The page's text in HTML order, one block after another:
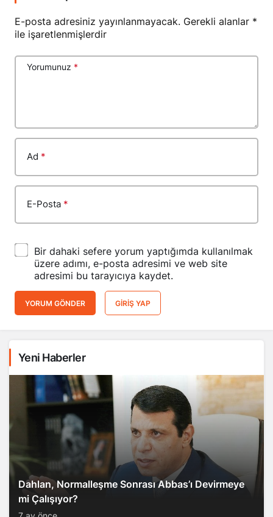
E-posta adresiniz yayınlanmayacak. Gerekli alanlar *
ile işaretlenmişlerdir
Yorumunuz *
Ad *
E-Posta *
Bir dahaki sefere yorum yaptığımda kullanılmak
üzere adımı, e-posta adresimi ve web site
adresimi bu tarayıcıya kaydet.
YORUM GÖNDER GIRIŞ YAP
Yeni Haberler
Dahlan, Normalleşme Sonrası Abbas’ı Devirmeye
mi Çalışıyor?
7 ay önce